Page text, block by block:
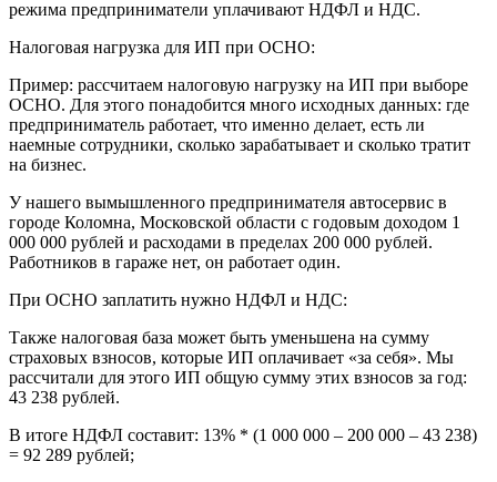
режима предприниматели уплачивают НДФЛ и НДС.
Налоговая нагрузка для ИП при ОСНО:
Пример: рассчитаем налоговую нагрузку на ИП при выборе
ОСНО. Для этого понадобится много исходных данных: где
предприниматель работает, что именно делает, есть ли
наемные сотрудники, сколько зарабатывает и сколько тратит
на бизнес.
У нашего вымышленного предпринимателя автосервис в
городе Коломна, Московской области с годовым доходом 1
000 000 рублей и расходами в пределах 200 000 рублей.
Работников в гараже нет, он работает один.
При ОСНО заплатить нужно НДФЛ и НДС:
Также налоговая база может быть уменьшена на сумму
страховых взносов, которые ИП оплачивает «за себя». Мы
рассчитали для этого ИП общую сумму этих взносов за год:
43 238 рублей.
В итоге НДФЛ составит: 13% * (1 000 000 – 200 000 – 43 238)
= 92 289 рублей;